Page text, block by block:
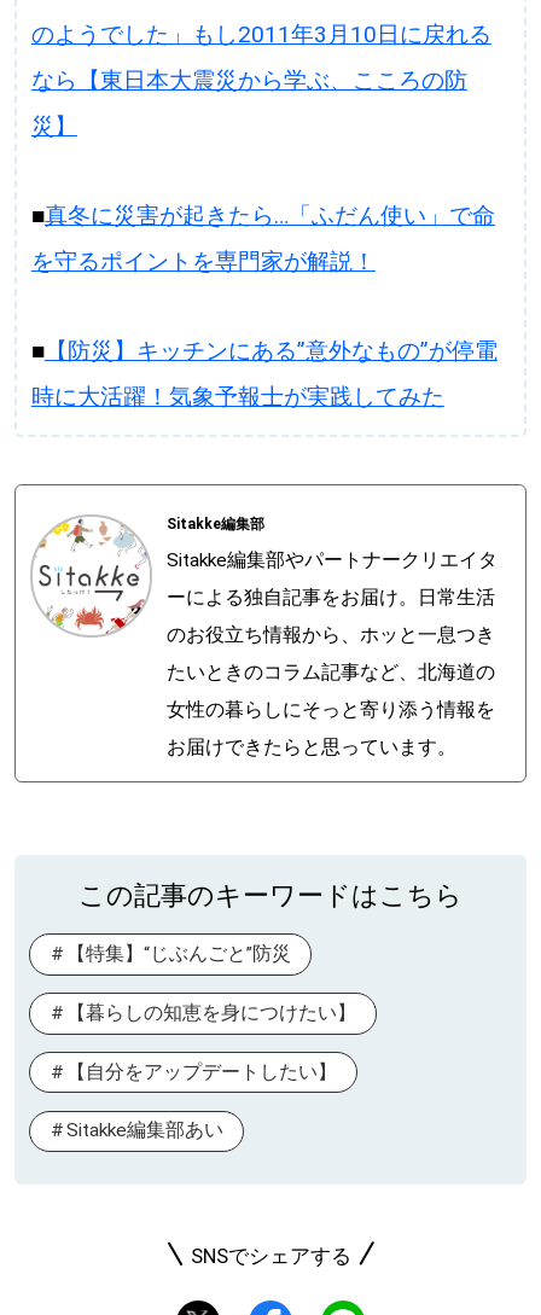
のようでした」もし2011年3月10日に戻れる
なら【東日本大震災から学ぶ、こころの防
災】
■真冬に災害が起きたら…「ふだん使い」で命
を守るポイントを専門家が解説！
■【防災】キッチンにある”意外なもの”が停電
時に大活躍！気象予報士が実践してみた
Sitakke編集部
Sitakke編集部やパートナークリエイタ
ーによる独自記事をお届け。日常生活
のお役立ち情報から、ホッと一息つき
たいときのコラム記事など、北海道の
女性の暮らしにそっと寄り添う情報を
お届けできたらと思っています。
この記事のキーワードはこちら
【特集】“じぶんごと”防災
【暮らしの知恵を身につけたい】
【自分をアップデートしたい】
Sitakke編集部あい
SNSでシェアする